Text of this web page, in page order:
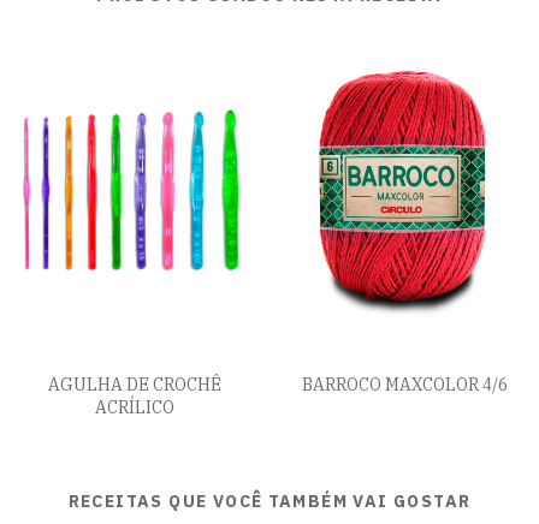
AGULHA DE CROCHÊ
ACRÍLICO
BARROCO MAXCOLOR 4/6
RECEITAS QUE VOCÊ TAMBÉM VAI GOSTAR